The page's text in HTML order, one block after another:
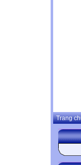
Trang